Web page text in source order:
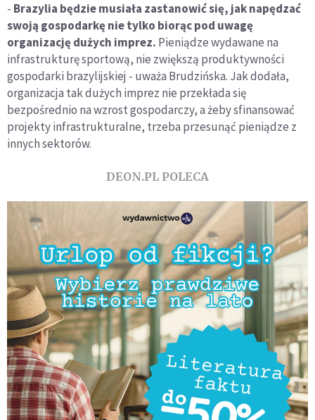
- Brazylia będzie musiała zastanowić się, jak napędzać
swoją gospodarkę nie tylko biorąc pod uwagę
organizację dużych imprez. Pieniądze wydawane na
infrastrukturę sportową, nie zwiększą produktywności
gospodarki brazylijskiej - uważa Brudzińska. Jak dodała,
organizacja tak dużych imprez nie przekłada się
bezpośrednio na wzrost gospodarczy, a żeby sfinansować
projekty infrastrukturalne, trzeba przesunąć pieniądze z
innych sektorów.
DEON.PL POLECA